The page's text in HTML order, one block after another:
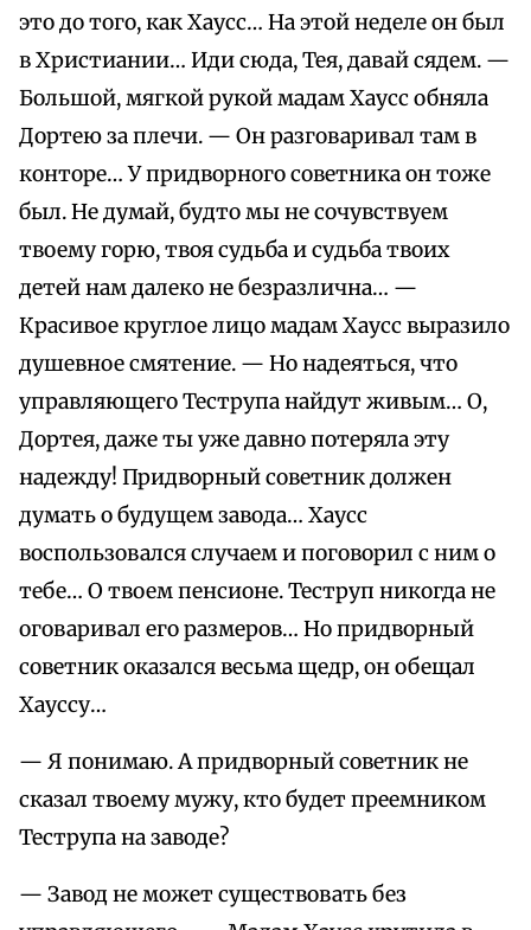
это до того, как Хаусс… На этой неделе он был
в Христиании… Иди сюда, Тея, давай сядем. —
Большой, мягкой рукой мадам Хаусс обняла
Дортею за плечи. — Он разговаривал там в
конторе… У придворного советника он тоже
был. Не думай, будто мы не сочувствуем
твоему горю, твоя судьба и судьба твоих
детей нам далеко не безразлична… —
Красивое круглое лицо мадам Хаусс выразило
душевное смятение. — Но надеяться, что
управляющего Теструпа найдут живым… О,
Дортея, даже ты уже давно потеряла эту
надежду! Придворный советник должен
думать о будущем завода… Хаусс
воспользовался случаем и поговорил с ним о
тебе… О твоем пенсионе. Теструп никогда не
оговаривал его размеров… Но придворный
советник оказался весьма щедр, он обещал
Хауссу…
— Я понимаю. А придворный советник не
сказал твоему мужу, кто будет преемником
Теструпа на заводе?
— Завод не может существовать без